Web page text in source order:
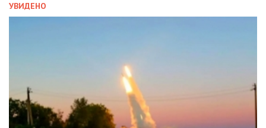
УВИДЕНО